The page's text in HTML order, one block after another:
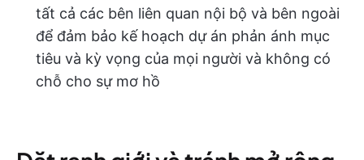
tất cả các bên liên quan nội bộ và bên ngoài
để đảm bảo kế hoạch dự án phản ánh mục
tiêu và kỳ vọng của mọi người và không có
chỗ cho sự mơ hồ